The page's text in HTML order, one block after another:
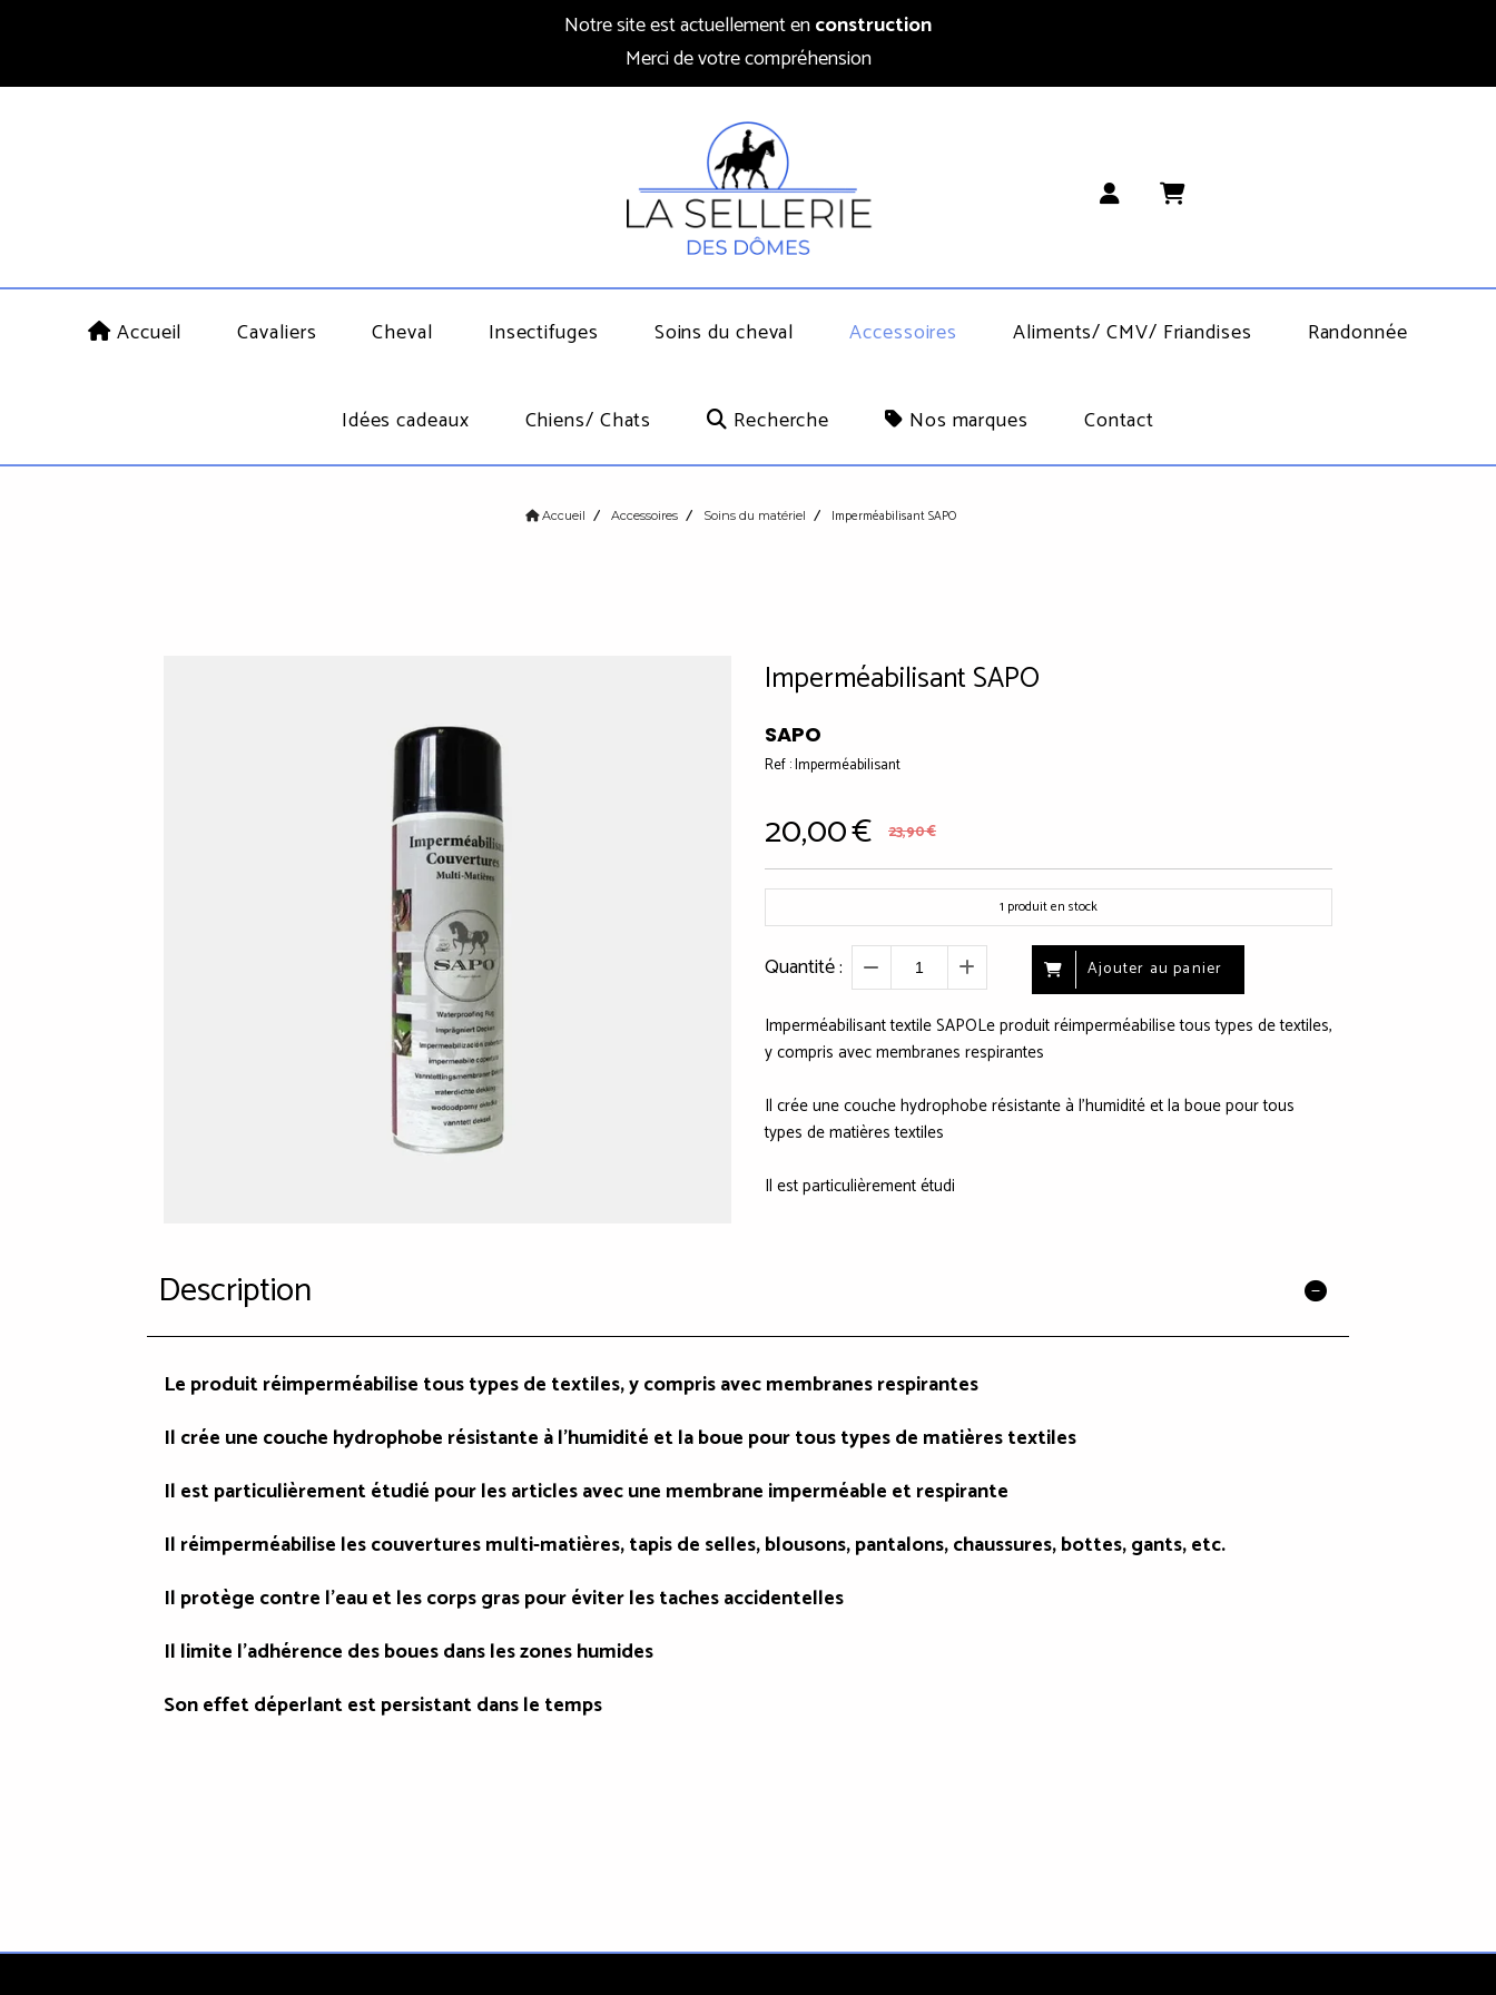
Notre site est actuellement enconstruction
Merci de votre compréhension
Accueil Cavaliers Cheval Insectifuges Soins du cheval Accessoires Aliments/ CMV/ Friandises Randonnée
Idées cadeaux Chiens/ Chats Recherche Nos marques Contact
Accueil Accessoires Soins du matériel Imperméabilisant SAPO
Imperméabilisant SAPO
SAPO
Ref :Imperméabilisant
20,00€ 23,90€
1 produit en stock
Quantité : Ajouter au panier
Imperméabilisant textile SAPOLe produit réimperméabilise tous types de textiles,
y compris avec membranes respirantes
Il crée une couche hydrophobe résistante à l'humidité et la boue pour tous
types de matières textiles
Il est particulièrement étudi
Description
Le produit réimperméabilise tous types de textiles, y compris avec membranes respirantes
Il crée une couche hydrophobe résistante à l'humidité et la boue pour tous types de matières textiles
Il est particulièrement étudié pour les articles avec une membrane imperméable et respirante
Il réimperméabilise les couvertures multi-matières, tapis de selles, blousons, pantalons, chaussures, bottes, gants, etc.
Il protège contre l'eau et les corps gras pour éviter les taches accidentelles
Il limite l'adhérence des boues dans les zones humides
Son effet déperlant est persistant dans le temps